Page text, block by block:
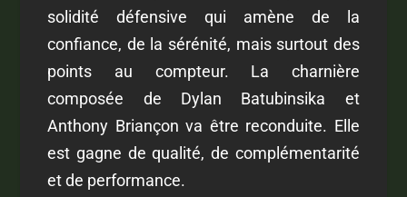
solidité défensive qui amène de la
confiance, de la sérénité, mais surtout des
points au compteur. La charnière
composée de Dylan Batubinsika et
Anthony Briançon va être reconduite. Elle
est gagne de qualité, de complémentarité
et de performance.